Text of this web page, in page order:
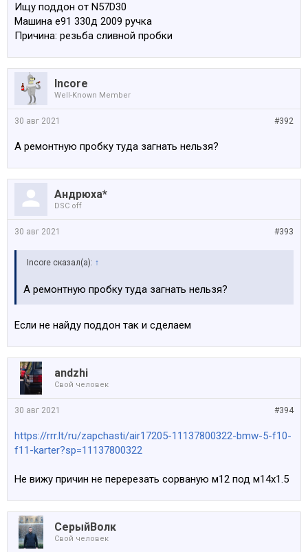
Ищу поддон от N57D30
Машина е91 330д 2009 ручка
Причина: резьба сливной пробки
Incore
Well-Known Member
#392
30 авг 2021
А ремонтную пробку туда загнать нельзя?
Андрюха*
DSC off
#393
30 авг 2021
Incore сказал(а): ↑
А ремонтную пробку туда загнать нельзя?
Если не найду поддон так и сделаем
аndzhi
Свой человек
#394
30 авг 2021
https://rrr.lt/ru/zapchasti/air17205-11137800322-bmw-5-f10-
f11-karter?sp=11137800322
Не вижу причин не перерезать сорваную м12 под м14х1.5
СерыйВолк
Свой человек